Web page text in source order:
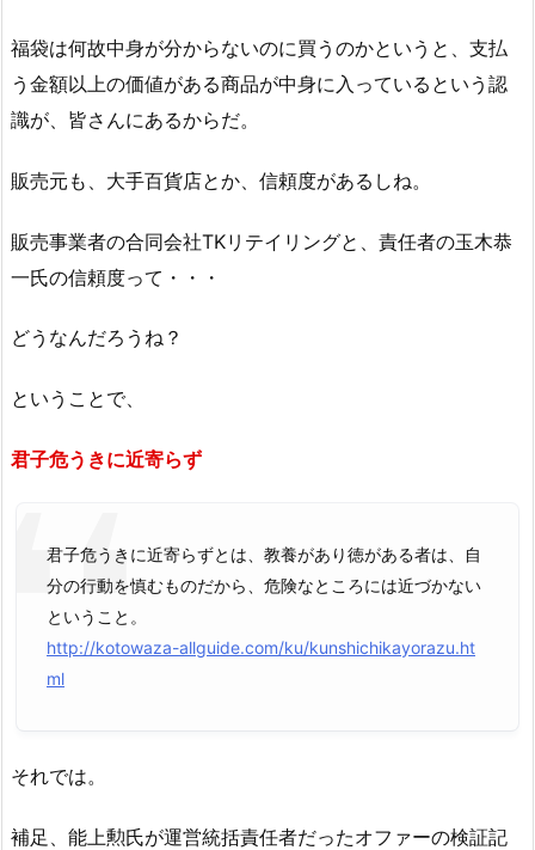
福袋は何故中身が分からないのに買うのかというと、支払
う金額以上の価値がある商品が中身に入っているという認
識が、皆さんにあるからだ。
販売元も、大手百貨店とか、信頼度があるしね。
販売事業者の合同会社TKリテイリングと、責任者の玉木恭
一氏の信頼度って・・・
どうなんだろうね？
ということで、
君子危うきに近寄らず
君子危うきに近寄らずとは、教養があり徳がある者は、自
分の行動を慎むものだから、危険なところには近づかない
ということ。
http://kotowaza-allguide.com/ku/kunshichikayorazu.ht
ml
それでは。
補足、能上勲氏が運営統括責任者だったオファーの検証記